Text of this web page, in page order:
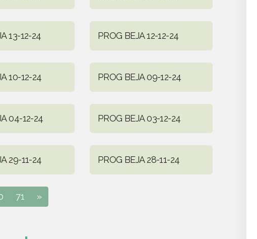
13-12-24 PROG BEJA 12-12-24
10-12-24 PROG BEJA 09-12-24
04-12-24 PROG BEJA 03-12-24
29-11-24 PROG BEJA 28-11-24
71 »